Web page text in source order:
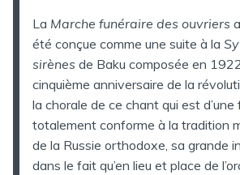
La Marche funéraire des ouvriers
été conçue comme une suite à la
sirènes de Baku composée en
cinquième anniversaire de la
la chorale de ce chant qui est d’une
totalement conforme à la tradition
de la Russie orthodoxe, sa grande
dans le fait qu’en lieu et place de